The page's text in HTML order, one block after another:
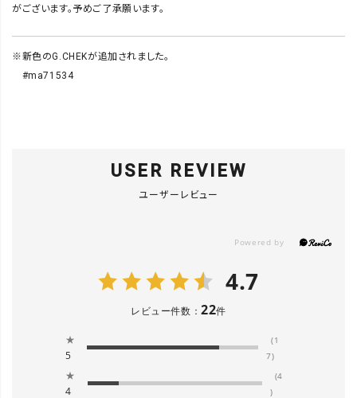
がございます。予めご了承願います。
※新色のG.CHEKが追加されました。
#ma71534
USER REVIEW
ユーザーレビュー
4.7
レビュー件数：22件
★
5
(1
7)
★
4
(4
)